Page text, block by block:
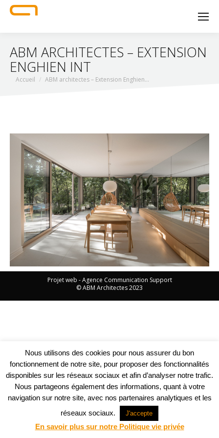
ABM ARCHITECTES – EXTENSION
ENGHIEN INT
Vous êtes ici :
Accueil ABM architectes – Extension Enghien…
Projet web -Agence Communication Support
© ABM Architectes 2023
Nous utilisons des cookies pour nous assurer du bon
fonctionnement de notre site, pour proposer des fonctionnalités
disponibles sur les réseaux sociaux et afin d’analyser notre trafic.
Nous partageons également des informations, quant à votre
navigation sur notre site, avec nos partenaires analytiques et les
réseaux sociaux.
J'accepte
En savoir plus sur notre Politique vie privée